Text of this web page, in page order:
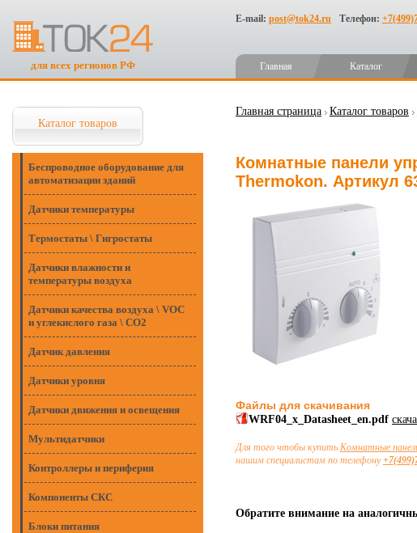
для всех регионов РФ
E-mail: post@tok24.ru Телефон:
Главная Каталог
Каталог товаров
Беспроводное оборудование для
автоматизации зданий
Датчики температуры
Термостаты \ Гигростаты
Датчики влажности и
температуры воздуха
Датчики качества воздуха \ VOC
и углекислого газа \ CO2
Датчик давления
Датчики уровня
Датчики движения и освещения
Мультидатчики
Контроллеры и периферия
Компоненты СКС
Блоки питания
Главная страница Каталог товаров
Комнатные панели
Thermokon. Артикул
Файлы для скачивания
WRF04_x_Datasheet_en.pdf
Для того чтобы купить Комнатные
нашим специалистам по телефону
Обратите внимание на